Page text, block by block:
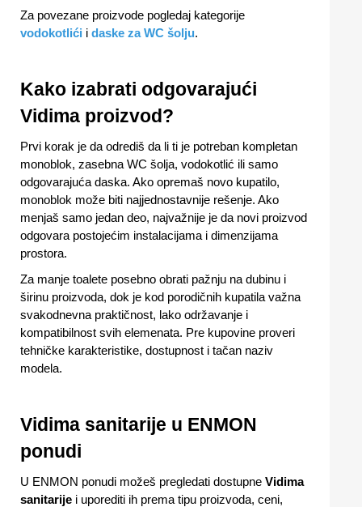
Za povezane proizvode pogledaj kategorije
vodokotlići i daske za WC šolju.
Kako izabrati odgovarajući
Vidima proizvod?
Prvi korak je da odrediš da li ti je potreban kompletan
monoblok, zasebna WC šolja, vodokotlić ili samo
odgovarajuća daska. Ako opremaš novo kupatilo,
monoblok može biti najjednostavnije rešenje. Ako
menjaš samo jedan deo, najvažnije je da novi proizvod
odgovara postojećim instalacijama i dimenzijama
prostora.
Za manje toalete posebno obrati pažnju na dubinu i
širinu proizvoda, dok je kod porodičnih kupatila važna
svakodnevna praktičnost, lako održavanje i
kompatibilnost svih elemenata. Pre kupovine proveri
tehničke karakteristike, dostupnost i tačan naziv
modela.
Vidima sanitarije u ENMON
ponudi
U ENMON ponudi možeš pregledati dostupne Vidima
sanitarije i uporediti ih prema tipu proizvoda, ceni,